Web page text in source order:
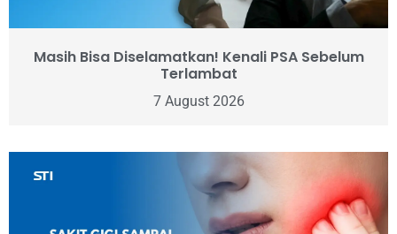
Masih Bisa Diselamatkan! Kenali PSA Sebelum
Terlambat
7 August 2026